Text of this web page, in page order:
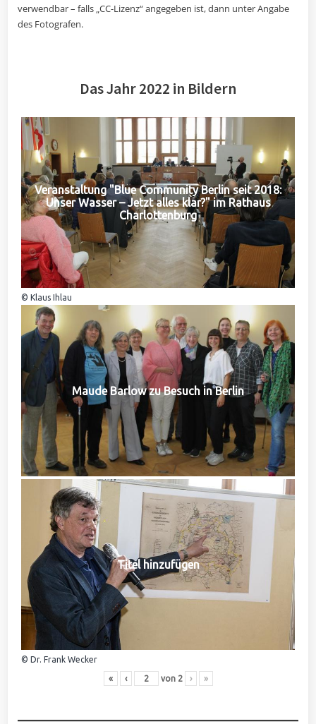
verwendbar – falls „CC-Lizenz“ angegeben ist, dann unter Angabe
des Fotografen.
Das Jahr 2022 in Bildern
Veranstaltung "Blue Community Berlin seit 2018:
Unser Wasser – Jetzt alles klar?" im Rathaus
Charlottenburg
© Klaus Ihlau
Maude Barlow zu Besuch in Berlin
Titel hinzufügen
© Dr. Frank Wecker
« ‹ von 2 › »